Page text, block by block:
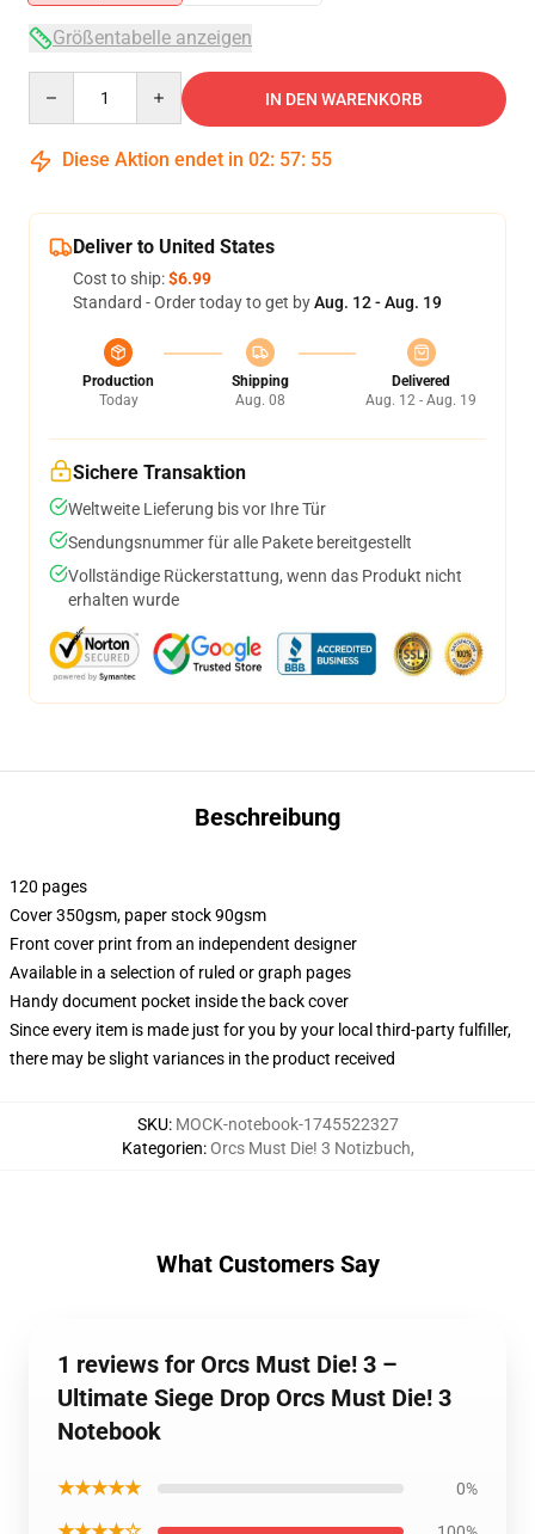
Größentabelle anzeigen
IN DEN WARENKORB
Diese Aktion endet in 02: 57: 55
Deliver to United States
Cost to ship:$6.99
Standard - Order today to get byAug. 12 - Aug. 19
Production
Today
Shipping
Aug. 08
Delivered
Aug. 12 - Aug. 19
Sichere Transaktion
Weltweite Lieferung bis vor Ihre Tür
Sendungsnummer für alle Pakete bereitgestellt
Vollständige Rückerstattung, wenn das Produkt nicht
erhalten wurde
Beschreibung
120 pages
Cover 350gsm, paper stock 90gsm
Front cover print from an independent designer
Available in a selection of ruled or graph pages
Handy document pocket inside the back cover
Since every item is made just for you by your local third-party fulfiller,
there may be slight variances in the product received
SKU: MOCK-notebook-1745522327
Kategorien:Orcs Must Die! 3 Notizbuch,
What Customers Say
1 reviews for Orcs Must Die! 3 –
Ultimate Siege Drop Orcs Must Die! 3
Notebook
★★★★★ 0%